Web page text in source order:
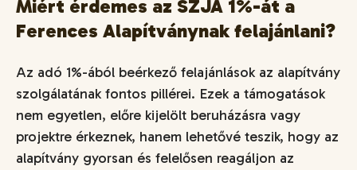
Miért érdemes az SZJA 1%-át a
Ferences Alapítványnak felajánlani?
Az adó 1%-ából beérkező felajánlások az alapítvány
szolgálatának fontos pillérei. Ezek a támogatások
nem egyetlen, előre kijelölt beruházásra vagy
projektre érkeznek, hanem lehetővé teszik, hogy az
alapítvány gyorsan és felelősen reagáljon az